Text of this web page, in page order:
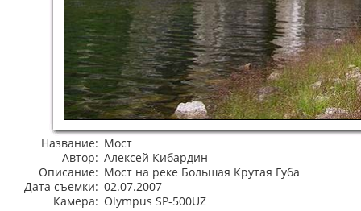
Название: Мост
Автор: Алексей Кибардин
Описание: Мост на реке Большая Крутая Губа
Дата съемки: 02.07.2007
Камера: Olympus SP-500UZ